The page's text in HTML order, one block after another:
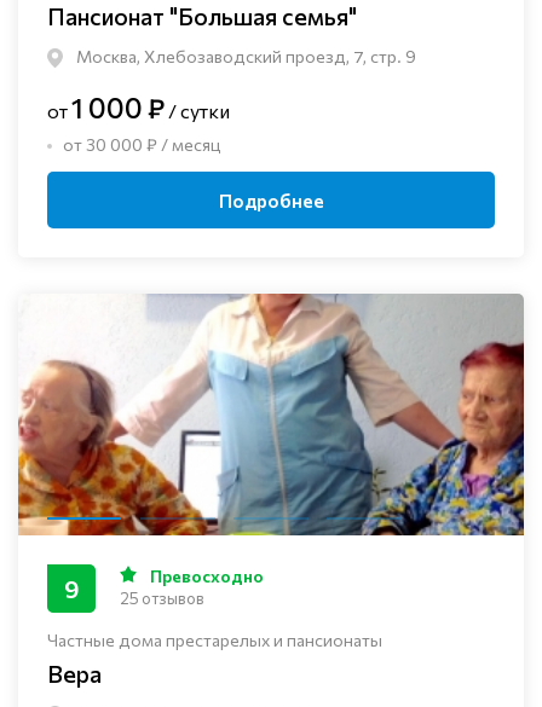
Пансионат "Большая семья"
Москва, Хлебозаводский проезд, 7, стр. 9
от1 000 ₽ / сутки
от 30 000 ₽ / месяц
Подробнее
Частные дома престарелых и пансионаты
Вера
9 Превосходно
25 отзывов